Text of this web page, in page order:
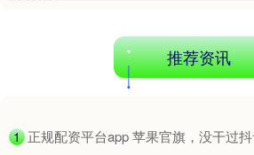
推荐资讯
1 正规配资平台app 苹果官旗，没干过抖